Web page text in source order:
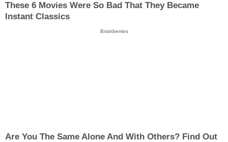
These 6 Movies Were So Bad That They Became
Instant Classics
Brainberries
Are You The Same Alone And With Others? Find Out